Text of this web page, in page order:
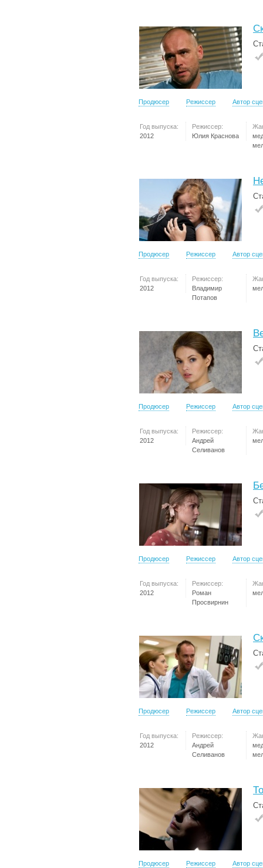
Продюсер Режиссер Автор
Год выпуска:
2012
Режиссер:
Юлия Краснова
Продюсер Режиссер Автор
Год выпуска:
2012
Режиссер:
Владимир
Потапов
Продюсер Режиссер Автор
Год выпуска:
2012
Режиссер:
Андрей
Селиванов
Продюсер Режиссер Автор
Год выпуска:
2012
Режиссер:
Роман
Просвирнин
Продюсер Режиссер Автор
Год выпуска:
2012
Режиссер:
Андрей
Селиванов
Продюсер Режиссер Автор